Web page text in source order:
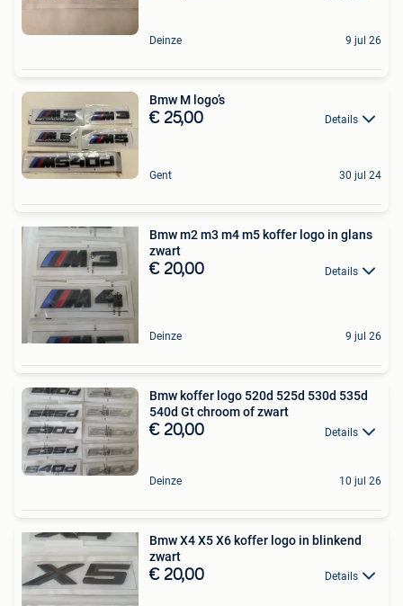
Deinze 9 jul 26
Bmw M logo’s
€ 25,00 Details
Gent 30 jul 24
Bmw m2 m3 m4 m5 koffer logo in glans
zwart
€ 20,00 Details
Deinze 9 jul 26
Bmw koffer logo 520d 525d 530d 535d
540d Gt chroom of zwart
€ 20,00 Details
Deinze 10 jul 26
Bmw X4 X5 X6 koffer logo in blinkend
zwart
€ 20,00 Details